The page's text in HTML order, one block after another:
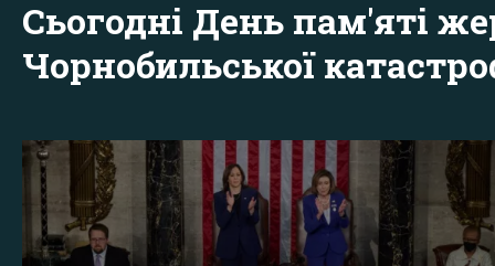
Сьогодні День пам'яті
Чорнобильської